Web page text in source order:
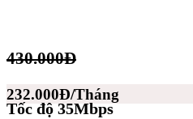
430.000Đ
232.000Đ/Tháng
Tốc độ 35Mbps